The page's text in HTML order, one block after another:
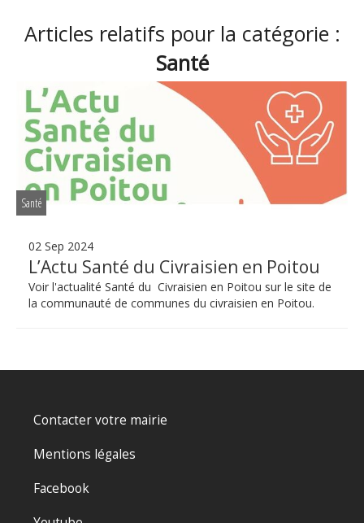
Articles relatifs pour la catégorie :
Santé
Santé
02 Sep 2024
L’Actu Santé du Civraisien en Poitou
Voir l'actualité Santé du Civraisien en Poitou sur le site de
la communauté de communes du civraisien en Poitou.
Contacter votre mairie
Mentions légales
Facebook